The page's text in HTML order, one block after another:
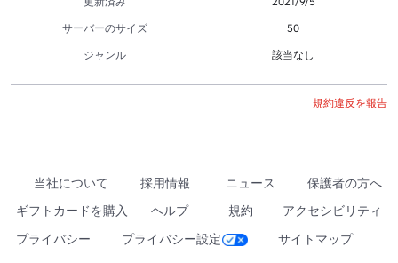
サーバーのサイズ
50
ジャンル
該当なし
規約違反を報告
当社について 採用情報 ニュース
保護者の方へ
ギフトカードを購入
ヘルプ 規約
アクセシビリティ
プライバシー
プライバシー設定 サイトマップ